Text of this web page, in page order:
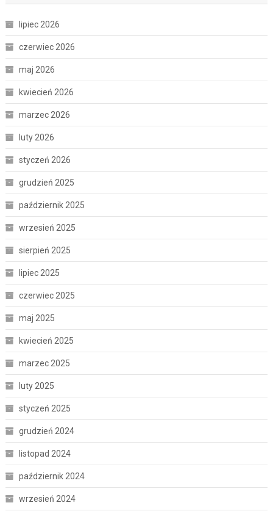
lipiec 2026
czerwiec 2026
maj 2026
kwiecień 2026
marzec 2026
luty 2026
styczeń 2026
grudzień 2025
październik 2025
wrzesień 2025
sierpień 2025
lipiec 2025
czerwiec 2025
maj 2025
kwiecień 2025
marzec 2025
luty 2025
styczeń 2025
grudzień 2024
listopad 2024
październik 2024
wrzesień 2024